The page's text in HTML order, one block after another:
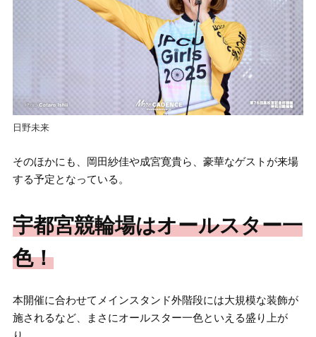
日野未来
そのほかにも、岡田紗佳や成宮寛貴ら、豪華なゲストが来場
する予定となっている。
宇都宮競輪場はオールスター一
色！
本開催に合わせてメインスタンド外階段には大規模な装飾が
施されるなど、まさにオールスター一色といえる盛り上が